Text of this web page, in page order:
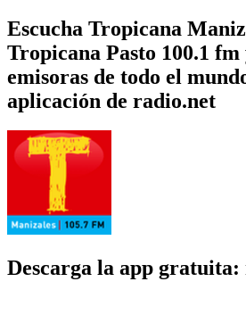
Escucha Tropicana
Tropicana Pasto 100.1 fm
emisoras de todo el
aplicación de radio.net
Descarga la app